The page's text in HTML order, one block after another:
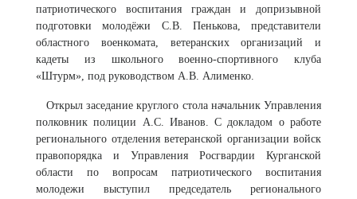
патриотического воспитания граждан и допризывной
подготовки молодёжи С.В. Пенькова, представители
областного военкомата, ветеранских организаций и
кадеты из школьного военно-спортивного клуба
«Штурм», под руководством А.В. Алименко.
Открыл заседание круглого стола начальник Управления
полковник полиции А.С. Иванов. С докладом о работе
регионального отделения ветеранской организации войск
правопорядка и Управления Росгвардии Курганской
области по вопросам патриотического воспитания
молодежи выступил председатель регионального